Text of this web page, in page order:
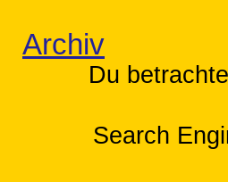
Archiv
Du
Search